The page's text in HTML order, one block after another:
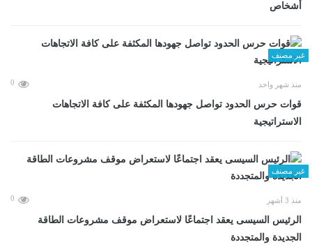
أشخاص
غير مصنف
منذ شهر واحد 0
قوات حرس الحدود تواصل جهودها المكثفة على كافة الاتجاهات
الاستراتيجية
غير مصنف
منذ 3 أشهر 0
الرئيس السيسى يعقد اجتماعًا لاستعراض موقف مشروعات الطاقة
الجديدة والمتجددة